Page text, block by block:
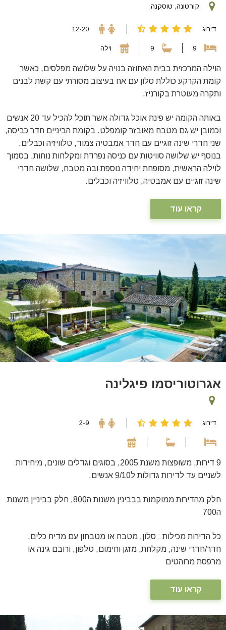
דירוג 12-20
קורטונה, טוסקנה
הוילה המרכזית בבית האחוזה בנויה על שלושה מפלסים, כאשר
קומת הקרקע כוללת סלון עם אח בעיצוב מסורתי עם קשת לבנים
ותקרה מעוטרת בקורניז.
באותה הקומה יש פינת אוכל גדולה אשר תוכל להכיל עד 20 אנשים
וכמובן יש גם מטבח מאובזר קומפלט. בקומת הביניים חדר כביסה,
שני חדרי שינה זוגיים עם חדר אמבטיה צמוד, טלוויזיה וכבלים.
בנוסף יש שלושה סוויטות עם כניסה נפרדת ומקלחות נוחות. בסמוך
לוילה הראשית, מסופחת יחידה נוספת ובה מטבח, שלושה חדרי
שינה זוגיים עם אמבטיה, טלוויזיה וכבלים.
9
9 וילה
קראו עוד
אגרוטוריסמו פיגלינה
דירוג 2-9
9 דירות, משופצות משנת 2005, בסוגים וגדלים שונים, מיחידות
לשניים עד לדירות גדולות ל9/10 אנשים.
חלק מהדירות ממוקמות בבבינין משנות ה800, חלק בביניין משנות
ה700
כל הדירות מכילות : סלון, מטבח או מטבחון עם מדיח כלים,
חדר/חדרי שינה, מקלחת, מזגן וחימום, טלפון, ורובם גינה או
מרפסת מרוהטים
קראו עוד